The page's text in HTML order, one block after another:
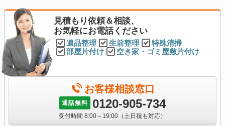
見積もり依頼＆相談、
お気軽にお電話ください
遺品整理 生前整理
特殊清掃
部屋片付け
空き家・ゴミ屋敷片付け
お客様相談窓口
通話無料 0120-905-734
受付時間 8:00～19:00（土日祝も対応）